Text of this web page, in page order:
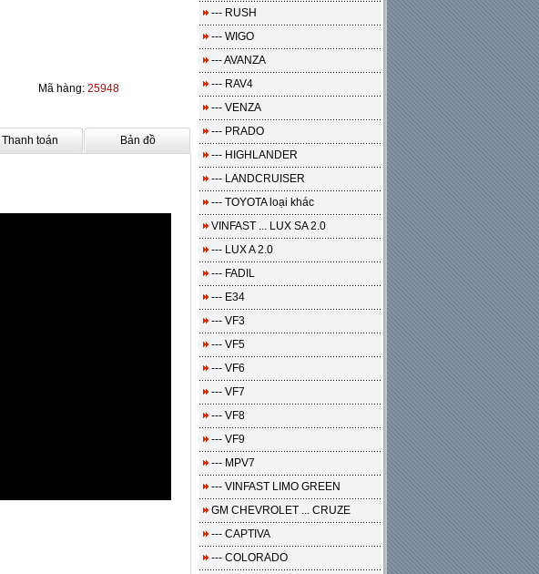
Mã hàng: 25948
Thanh toán Bản đồ
--- RUSH
--- WIGO
--- AVANZA
--- RAV4
--- VENZA
--- PRADO
--- HIGHLANDER
--- LANDCRUISER
--- TOYOTA loại khác
VINFAST ... LUX SA 2.0
--- LUX A 2.0
--- FADIL
--- E34
--- VF3
--- VF5
--- VF6
--- VF7
--- VF8
--- VF9
--- MPV7
--- VINFAST LIMO GREEN
GM CHEVROLET ... CRUZE
--- CAPTIVA
--- COLORADO